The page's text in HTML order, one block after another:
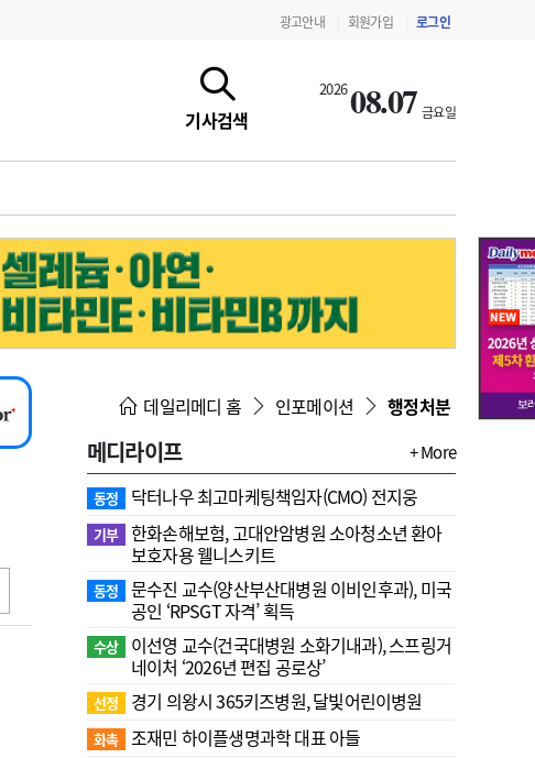
광고안내 회원가입 로그인
기사검색
202608.07 금요일
지침·기준·평가 약제급여 심사 결과
데일리메디 홈 인포메이션 행정처분
메디라이프 + More
동정 닥터나우 최고마케팅책임자(CMO) 전지웅
기부 한화손해보험, 고대안암병원 소아청소년 환아
보호자용 웰니스키트
동정
문수진 교수( 양산부산대병원 이비인후과), 미국
공인 ‘RPSGT 자격’ 획득
수상
이선영 교수(건국대병원 소화기내과), 스프링거
네이처 ‘2026년 편집 공로상’
선정 경기 의왕시 365키즈병원, 달빛어린이병원
화촉 조재민 하이플생명과학 대표 아들